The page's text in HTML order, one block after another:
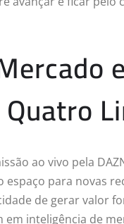
ao vivo pela
espaço para novas
de gerar valor
em inteligência de